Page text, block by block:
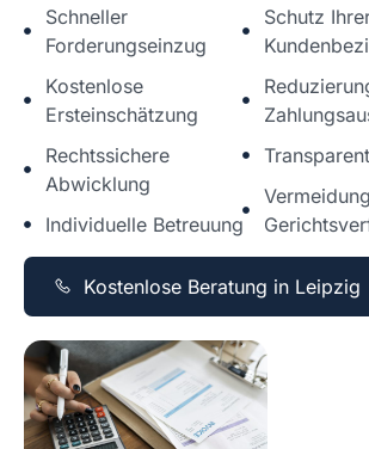
Schneller
Forderungseinzug
Kostenlose
Ersteinschätzung
Rechtssichere
Abwicklung
Individuelle Betreuung
Schutz
Kostenlose Beratung in Leipzig